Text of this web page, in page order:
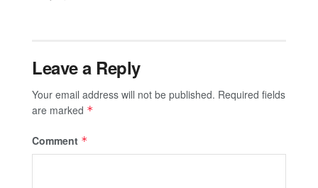
Leave a Reply
Your email address will not be published. Required fields
are marked *
Comment *